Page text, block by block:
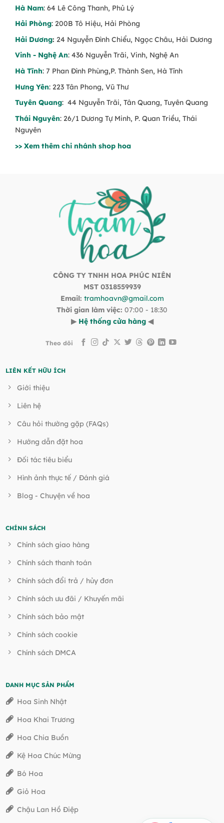
Hà Nam: 64 Lê Công Thanh, Phủ Lý
Hải Phòng: 200B Tô Hiệu, Hải Phòng
Hải Dương: 24 Nguyễn Đình Chiểu, Ngọc Châu, Hải Dương
Vinh - Nghệ An: 436 Nguyễn Trãi, Vinh, Nghệ An
Hà Tĩnh: 7 Phan Đình Phùng,P. Thành Sen, Hà Tĩnh
Hưng Yên: 223 Tân Phong, Vũ Thư
Tuyên Quang: 44 Nguyễn Trãi, Tân Quang, Tuyên Quang
Thái Nguyên: 26/1 Dương Tự Minh, P. Quan Triều, Thái
Nguyên
>> Xem thêm chi nhánh shop hoa
CÔNG TY TNHH HOA PHÚC NIÊN
MST 0318559939
Email: tramhoavn@gmail.com
Thời gian làm việc: 07:00 - 18:30
▶ Hệ thống cửa hàng ◀
Theo dõi
LIÊN KẾT HỮU ÍCH
Giới thiệu
Liên hệ
Câu hỏi thường gặp (FAQs)
Hướng dẫn đặt hoa
Đối tác tiêu biểu
Hình ảnh thực tế / Đánh giá
Blog - Chuyện về hoa
CHÍNH SÁCH
Chính sách giao hàng
Chính sách thanh toán
Chính sách đổi trả / hủy đơn
Chính sách ưu đãi / Khuyến mãi
Chính sách bảo mật
Chính sách cookie
Chính sách DMCA
DANH MỤC SẢN PHẨM
Hoa Sinh Nhật
Hoa Khai Trương
Hoa Chia Buồn
Kệ Hoa Chúc Mừng
Bó Hoa
Giỏ Hoa
Chậu Lan Hồ Điệp